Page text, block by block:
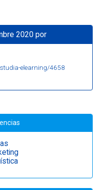
2020 por
elearning/4658